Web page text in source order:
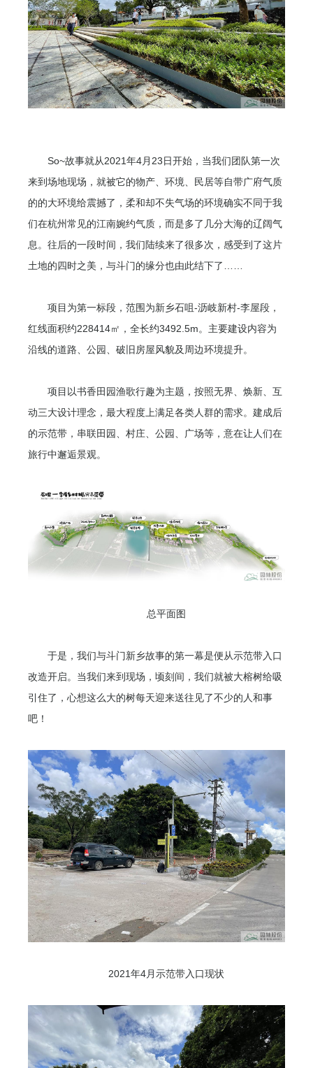
So~故事就从‎2021‎年‎4‎月‎23‎日开始，当我们团队第一次
来到场地现场，就被它的物产、环境、民居等自带广府气质
的的大环境给震撼了，柔和却不失气场的环境确实不同于我
们在杭州常见的江南婉约气质，而是多了几分大海的辽阔气
息。往后的一段时间，我们陆续来了很多次，感受到了这片
土地的四时之美，与斗门的缘分也由此结下了……
项目为第一标段，范围为新乡石咀-沥岐新村-李屋段，
红线面积约228414㎡，全长约3492.5m。主要建设内容为
沿线的道路、公园、破旧房屋风貌及周边环境提升。
项目以书香田园渔歌行趣为主题，按照无界、焕新、互
动三大设计理念，最大程度上满足各类人群的需求。建成后
的示范带，串联田园、村庄、公园、广场等，意在让人们在
旅行中邂逅景观。
总平面图
于是，我们与斗门新乡故事的第一幕是便从示范带入口
改造开启。当我们来到现场，顷刻间，我们就被大榕树给吸
引住了，心想这么大的树每天迎来送往见了不少的人和事
吧！
2021年4月示范带入口现状